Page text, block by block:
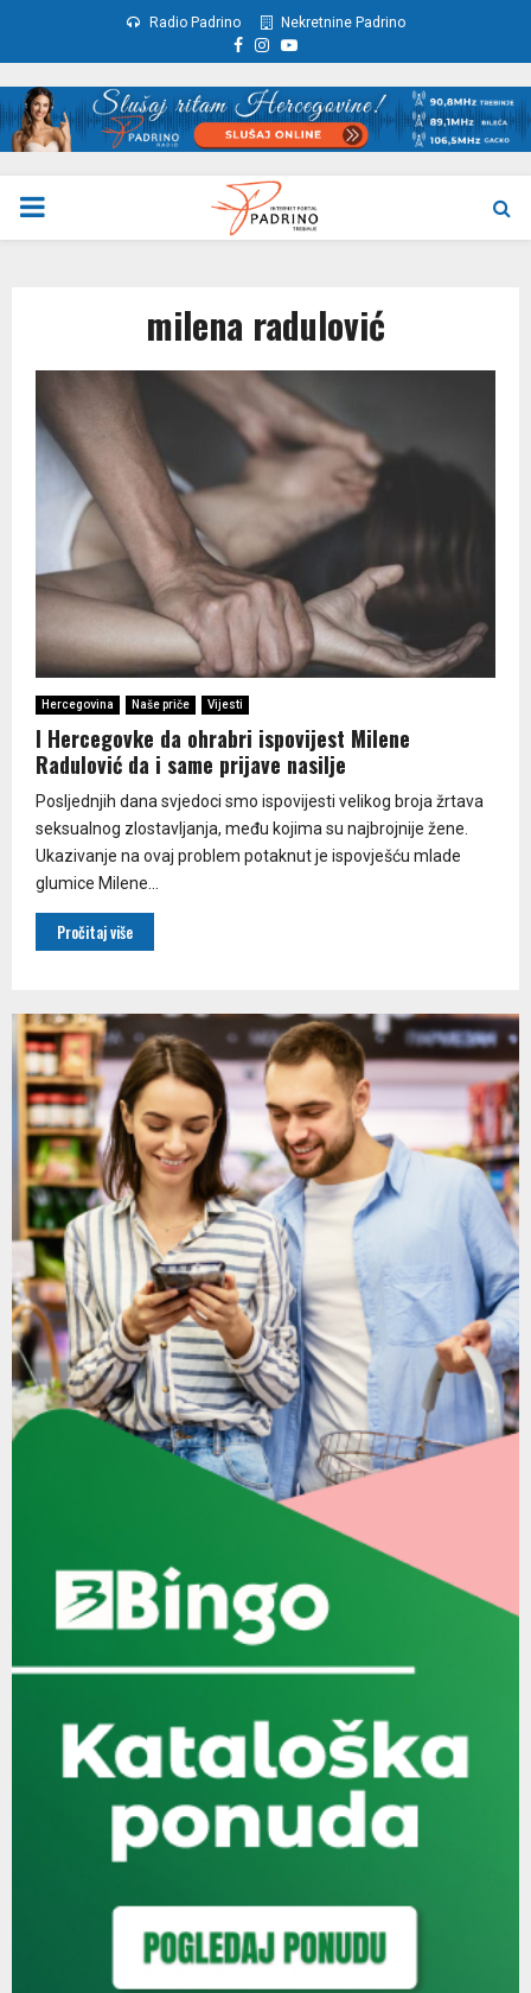
Radio Padrino Nekretnine Padrino
Facebook
Instagram
Youtube
PRIMARY
milena radulović
Hercegovina Naše priče Vijesti
I Hercegovke da ohrabri ispovijest Milene
Radulović da i same prijave nasilje
Posljednjih dana svjedoci smo ispovijesti velikog broja žrtava
seksualnog zlostavljanja, među kojima su najbrojnije žene.
Ukazivanje na ovaj problem potaknut je ispovješću mlade
glumice Milene...
Pročitaj više